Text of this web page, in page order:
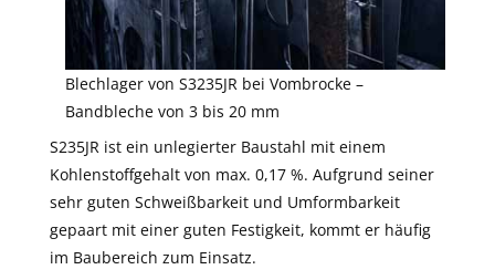
Blechlager von S3235JR bei Vombrocke –
Bandbleche von 3 bis 20 mm
S235JR ist ein unlegierter Baustahl mit einem
Kohlenstoffgehalt von max. 0,17 %. Aufgrund seiner
sehr guten Schweißbarkeit und Umformbarkeit
gepaart mit einer guten Festigkeit, kommt er häufig
im Baubereich zum Einsatz.